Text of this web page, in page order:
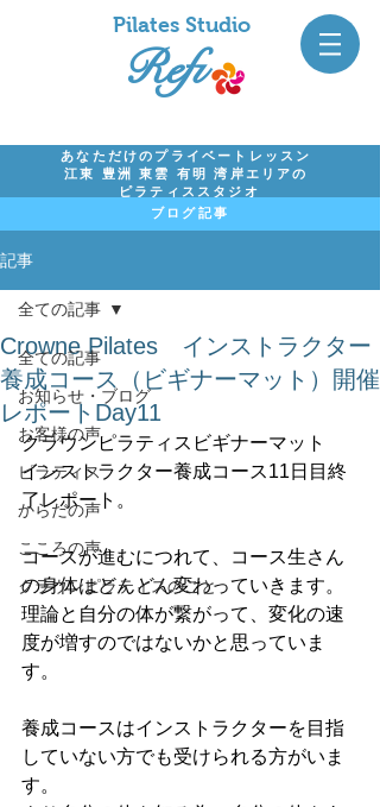
Pilates Studio
Refi
あなただけのプライベートレッスン
江東 豊洲 東雲 有明 湾岸エリアの
ピラティススタジオ
ブログ記事
記事
全ての記事
お知らせ・ブログ
お客様の声
ピラティス
からだの声
こころの声
クラウンピラティスのこと
全ての記事
Crowne Pilates インストラクター
養成コース（ビギナーマット）開催
レポートDay11
クラウンピラティスビギナーマット
インストラクター養成コース11日目終
了レポート。
コースが進むにつれて、コース生さん
の身体はどんどん変わっていきます。
理論と自分の体が繋がって、変化の速
度が増すのではないかと思っていま
す。
養成コースはインストラクターを目指
していない方でも受けられる方がいま
す。